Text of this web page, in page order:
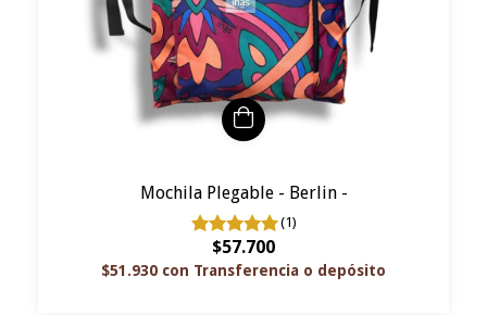
Mochila Plegable - Berlin -
(1)
$57.700
$51.930 con Transferencia o depósito